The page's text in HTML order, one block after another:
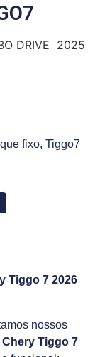
DRIVE 2025
fixo, Tiggo7
Tiggo 7 2026
nossos
Chery Tiggo 7